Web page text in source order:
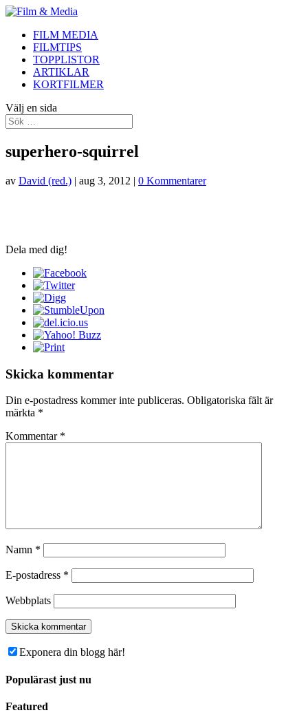
FILM MEDIA
FILMTIPS
TOPPLISTOR
ARTIKLAR
KORTFILMER
Välj en sida
superhero-squirrel
av David (red.) | aug 3, 2012 | 0 Kommentarer
Dela med dig!
Skicka kommentar
Din e-postadress kommer inte publiceras. Obligatoriska fält är
märkta *
Kommentar *
Namn *
E-postadress *
Webbplats
Exponera din blogg här!
Populärast just nu
Featured